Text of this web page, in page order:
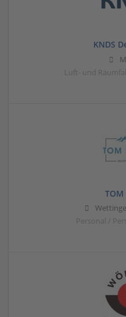
KNDS
Luft- und
TOM
Personal /